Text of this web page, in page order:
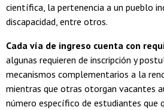
científica, la pertenencia a un pueblo
discapacidad, entre otros.
Cada vía de ingreso cuenta con
algunas requieren de inscripción y
mecanismos complementarios a la
mientras que otras otorgan vacantes
número específico de estudiantes que